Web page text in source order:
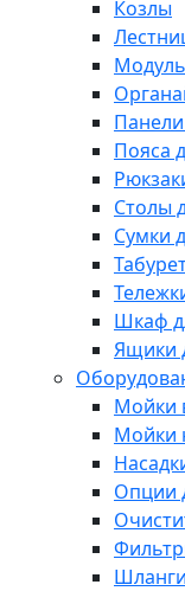
Козлы
Пояса
Столы
Сумки
Шкаф
Ящики
Мойки
Мойки
Опции